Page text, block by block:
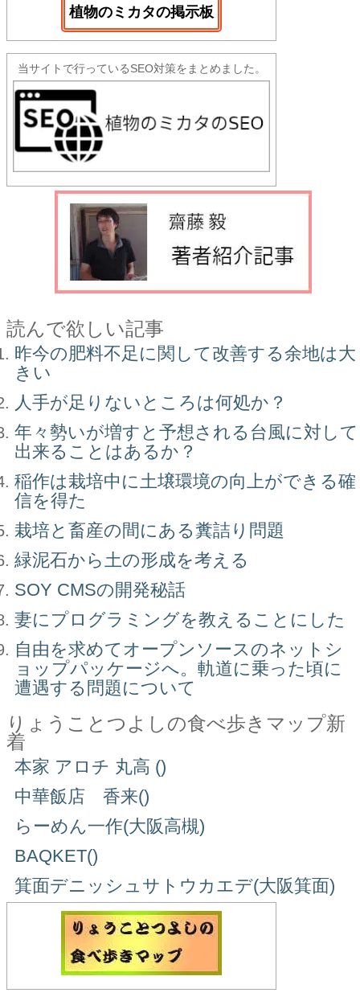
植物のミカタの掲示板
当サイトで行っているSEO対策をまとめました。
読んで欲しい記事
昨今の肥料不足に関して改善する余地は大
きい
人手が足りないところは何処か？
年々勢いが増すと予想される台風に対して
出来ることはあるか？
稲作は栽培中に土壌環境の向上ができる確
信を得た
栽培と畜産の間にある糞詰り問題
緑泥石から土の形成を考える
SOY CMSの開発秘話
妻にプログラミングを教えることにした
自由を求めてオープンソースのネットシ
ョップパッケージへ。軌道に乗った頃に
遭遇する問題について
りょうことつよしの食べ歩きマップ新
着
本家 アロチ 丸高 ()
中華飯店 香来()
らーめん一作(大阪高槻)
BAQKET()
箕面デニッシュサトウカエデ(大阪箕面)